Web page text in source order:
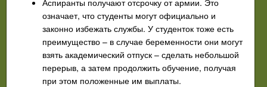
означает, что студенты могут официально и
законно избежать службы. У студенток тоже есть
преимущество – в случае беременности они могут
взять академический отпуск – сделать небольшой
перерыв, а затем продолжить обучение, получая
при этом положенные им выплаты.